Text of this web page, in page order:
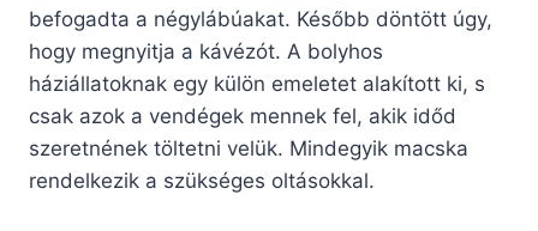
befogadta a négylábúakat. Később döntött úgy,
hogy megnyitja a kávézót. A bolyhos
háziállatoknak egy külön emeletet alakított ki, s
csak azok a vendégek mennek fel, akik időd
szeretnének töltetni velük. Mindegyik macska
rendelkezik a szükséges oltásokkal.